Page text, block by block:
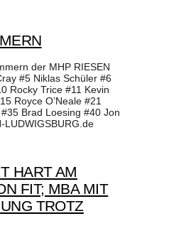
der MHP RIESEN
#5 Niklas Schüler #6
Rocky Trice #11 Kevin
Royce O’Neale #21
Brad Loesing #40 Jon
LUDWIGSBURG.de
HART AM
FIT; MBA MIT
TROTZ